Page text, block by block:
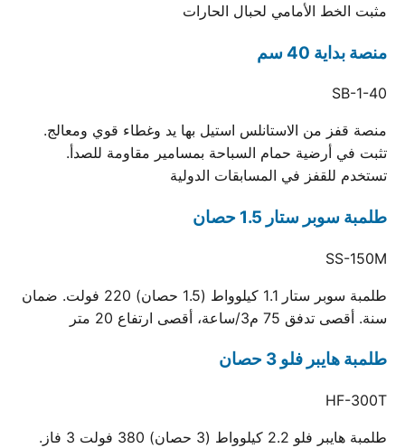
مثبت الخط الأمامي لحبال الحارات
منصة بداية 40 سم
SB-1-40
منصة قفز من الاستانلس استيل بها يد وغطاء قوي ومعالج.
تثبت في أرضية حمام السباحة بمسامير مقاومة للصدأ.
تستخدم للقفز في المسابقات الدولية
طلمبة سوبر ستار 1.5 حصان
SS-150M
طلمبة سوبر ستار 1.1 كيلوواط (1.5 حصان) 220 فولت. ضمان
سنة. أقصى تدفق 75 م3/ساعة، أقصى ارتفاع 20 متر
طلمبة هايبر فلو 3 حصان
HF-300T
طلمبة هايبر فلو 2.2 كيلوواط (3 حصان) 380 فولت 3 فاز.